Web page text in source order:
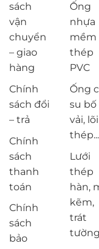
sách
vận
chuyển
– giao
hàng
Chính
sách đổi
– trả
Chính
sách
thanh
toán
Chính
sách
bảo
Ống
nhựa
mềm
thép
PVC
Ống
su bố
vải, lõi
thép...
Lưới
thép
hàn,
kẽm,
trát